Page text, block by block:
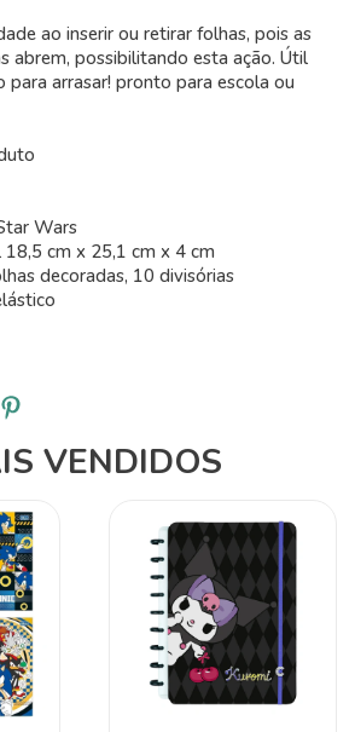
ao inserir ou retirar folhas, pois as
abrem, possibilitando esta ação. Útil
para arrasar! pronto para escola ou
Wars
cm x 25,1 cm x 4 cm
decoradas, 10 divisórias
VENDIDOS